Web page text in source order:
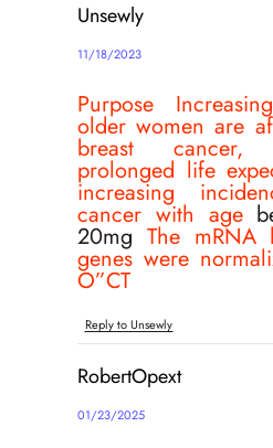
Unsewly
11/18/2023
Purpose
older women are
breast
prolonged life
increasing
cancer with age
20mg The mRNA
genes were
О”CT
Reply to Unsewly
RobertOpext
01/23/2025